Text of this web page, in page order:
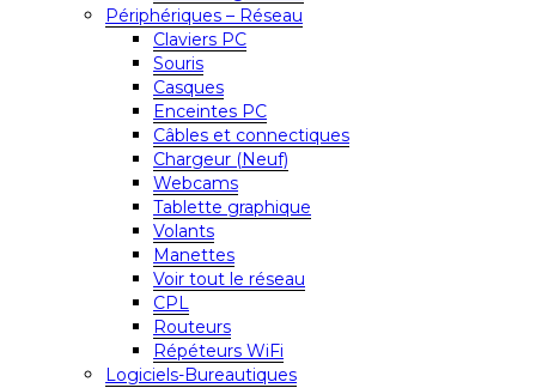
Périphériques – Réseau
Claviers PC
Souris
Casques
Enceintes PC
Câbles et connectiques
Chargeur (Neuf)
Webcams
Tablette graphique
Volants
Manettes
Voir tout le réseau
CPL
Routeurs
Répéteurs WiFi
Logiciels-Bureautiques